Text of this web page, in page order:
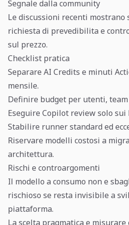
Segnale dalla community
Le discussioni recenti
richiesta di prevedibilita e
sul prezzo.
Checklist pratica
Separare AI Credits e minuti
mensile.
Definire budget per utenti, team
Eseguire Copilot review solo sui
Stabilire runner standard ed
Riservare modelli costosi a
architettura.
Rischi e controargomenti
Il modello a consumo non e
rischioso se resta invisibile a
piattaforma.
La scelta pragmatica e